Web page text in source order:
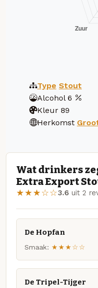
Type Stout
Alcohol 6
Kleur 89
Herkomst
Wat drinkers
Extra Export
★★★☆☆3.6 uit 2
De Hopfan
Smaak: ★★★☆☆
De Tripel-Tijger